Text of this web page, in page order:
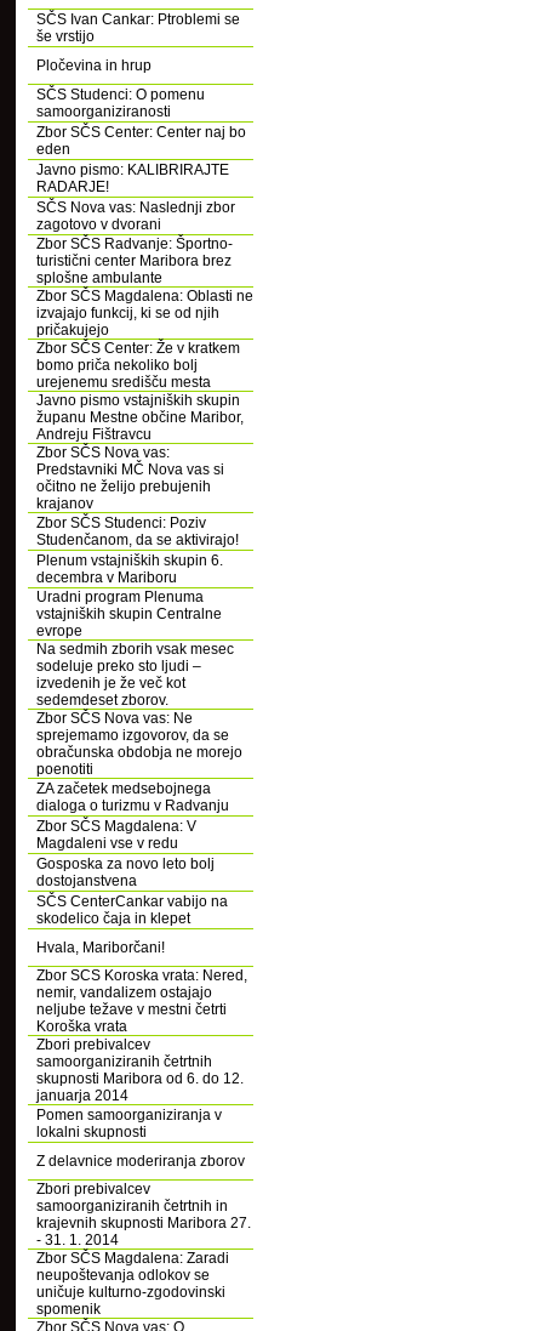
SČS Ivan Cankar: Ptroblemi se
še vrstijo
Pločevina in hrup
SČS Studenci: O pomenu
samoorganiziranosti
Zbor SČS Center: Center naj bo
eden
Javno pismo: KALIBRIRAJTE
RADARJE!
SČS Nova vas: Naslednji zbor
zagotovo v dvorani
Zbor SČS Radvanje: Športno-
turistični center Maribora brez
splošne ambulante
Zbor SČS Magdalena: Oblasti ne
izvajajo funkcij, ki se od njih
pričakujejo
Zbor SČS Center: Že v kratkem
bomo priča nekoliko bolj
urejenemu središču mesta
Javno pismo vstajniških skupin
županu Mestne občine Maribor,
Andreju Fištravcu
Zbor SČS Nova vas:
Predstavniki MČ Nova vas si
očitno ne želijo prebujenih
krajanov
Zbor SČS Studenci: Poziv
Studenčanom, da se aktivirajo!
Plenum vstajniških skupin 6.
decembra v Mariboru
Uradni program Plenuma
vstajniških skupin Centralne
evrope
Na sedmih zborih vsak mesec
sodeluje preko sto ljudi –
izvedenih je že več kot
sedemdeset zborov.
Zbor SČS Nova vas: Ne
sprejemamo izgovorov, da se
obračunska obdobja ne morejo
poenotiti
ZA začetek medsebojnega
dialoga o turizmu v Radvanju
Zbor SČS Magdalena: V
Magdaleni vse v redu
Gosposka za novo leto bolj
dostojanstvena
SČS CenterCankar vabijo na
skodelico čaja in klepet
Hvala, Mariborčani!
Zbor SCS Koroska vrata: Nered,
nemir, vandalizem ostajajo
neljube težave v mestni četrti
Koroška vrata
Zbori prebivalcev
samoorganiziranih četrtnih
skupnosti Maribora od 6. do 12.
januarja 2014
Pomen samoorganiziranja v
lokalni skupnosti
Z delavnice moderiranja zborov
Zbori prebivalcev
samoorganiziranih četrtnih in
krajevnih skupnosti Maribora 27.
- 31. 1. 2014
Zbor SČS Magdalena: Zaradi
neupoštevanja odlokov se
uničuje kulturno-zgodovinski
spomenik
Zbor SČS Nova vas: O